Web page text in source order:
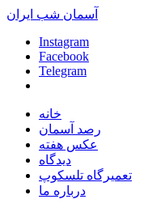
آسمان شب ایران
Instagram
Facebook
Telegram
خانه
رصد آسمان
عکس هفته
دیدگاه
تعمیرگاه تلسکوپ
درباره ما